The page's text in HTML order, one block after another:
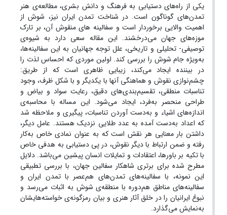
یکی از راه‌های دستیابی به فرهنگ و دانش بشری، مطالعه‌ی هنر
تمدن‌های گوناگون است. در شناخت تمدن ایران نیز، شوش از
اهمیت والایی برخوردار است و سفالینه های منقوش آن، بر تارک
موزه‌های جهان می‌درخشند. این مقاله سعی دارد به ‌شیوه‌ی
توصیفی- تحلیلی و تاریخی، علل توجه جهانیان به این سفالینه‌ها،
به‌ویژه جام شوش را بررسی کند. اولین موردی که احساس لذت را
در بیننده ایجاد می‌کند، زیبایی ظاهری است که از طریق:
چشم‌نوازی نقوش و هماهنگی آنها با یکدیگر و با شکل ظرف، وجود
تناسبات منطقی، تقسیم‌بندی‌های دقیق، رعایت سواد و بیاض و
طراحی منحصر به‌فرد، ایجاد می‌شود. این مساله با محاسبه‌ی
اندازه‌های اشیاء و به‌دست آوردن تناسبات، پیگیری و ملاحظه شد
که اعداد به‌دست آمده به عدد طلایی نزدیک هستند. عامل دیگر،
داشتن بار معنایی هر نقش است که به عنوان نمادی خاص به‌کار
رفته و ضمن ارتباط با دیگر نقوش، در پی دستیابی به هدفی خاص
با تکیه بر باورها، اعتقادات و تمایلات انسان پیشین می‌باشد. دلایل
مطرح شده برای برتری شاهکار سفالین جهان، با بررسی تطبیقی
این نمونه، با سفالینه‌های تمدن‌های هم‌عصر با تمدن ایران و
سفالینه‌های مناطق هم‌دوره با منطقه‌ی شوش به اثبات می‌رسد و
نبوغ ایرانیان را در خلق آثار هنری و بیان رمزگونه‌ی خواسته‌هایشان
به‌نمایش می‌گذارد.